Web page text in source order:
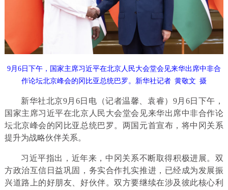
9月6日下午，国家主席习近平在北京人民大会堂会见来华出席中非合
作论坛北京峰会的冈比亚总统巴罗。新华社记者 黄敬文 摄
新华社北京9月6日电（记者温馨、袁睿）9月6日下午，
国家主席习近平在北京人民大会堂会见来华出席中非合作论
坛北京峰会的冈比亚总统巴罗。两国元首宣布，将中冈关系
提升为战略伙伴关系。
习近平指出，近年来，中冈关系不断取得积极进展。双
方政治互信日益巩固，务实合作扎实推进，已经成为发展振
兴道路上的好朋友、好伙伴。双方要继续在涉及彼此核心利